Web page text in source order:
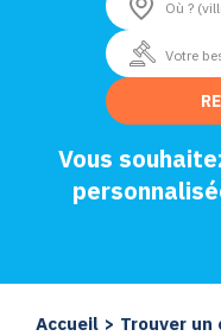
Vous
Accueil > Trouver un